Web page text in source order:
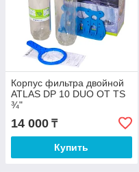
Корпус фильтра двойной
ATLAS DP 10 DUO OT TS
¾"
14 000 ₸
Купить